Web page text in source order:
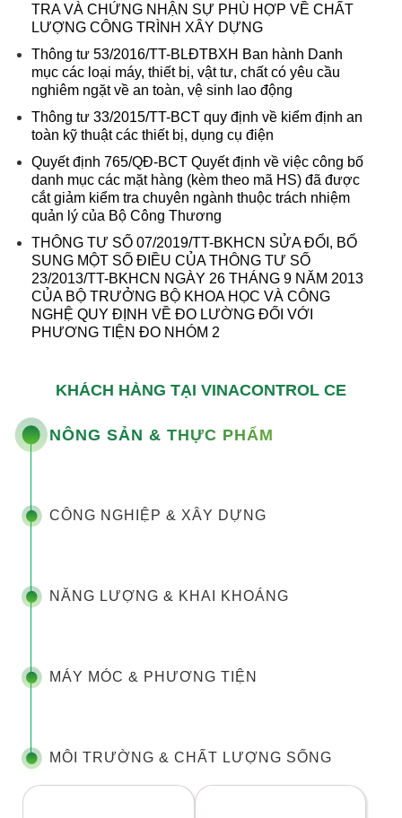
TRA VÀ CHỨNG NHẬN SỰ PHÙ HỢP VỀ CHẤT
LƯỢNG CÔNG TRÌNH XÂY DỰNG
Thông tư 53/2016/TT-BLĐTBXH Ban hành Danh
mục các loại máy, thiết bị, vật tư, chất có yêu cầu
nghiêm ngặt về an toàn, vệ sinh lao động
Thông tư 33/2015/TT-BCT quy định về kiểm định an
toàn kỹ thuật các thiết bị, dụng cụ điện
Quyết định 765/QĐ-BCT Quyết định về việc công bố
danh mục các mặt hàng (kèm theo mã HS) đã được
cắt giảm kiểm tra chuyên ngành thuộc trách nhiệm
quản lý của Bộ Công Thương
THÔNG TƯ SỐ 07/2019/TT-BKHCN SỬA ĐỔI, BỔ
SUNG MỘT SỐ ĐIỀU CỦA THÔNG TƯ SỐ
23/2013/TT-BKHCN NGÀY 26 THÁNG 9 NĂM 2013
CỦA BỘ TRƯỞNG BỘ KHOA HỌC VÀ CÔNG
NGHỆ QUY ĐỊNH VỀ ĐO LƯỜNG ĐỐI VỚI
PHƯƠNG TIỆN ĐO NHÓM 2
KHÁCH HÀNG TẠI VINACONTROL CE
NÔNG SẢN & THỰC PHẨM
CÔNG NGHIỆP & XÂY DỰNG
NĂNG LƯỢNG & KHAI KHOÁNG
MÁY MÓC & PHƯƠNG TIỆN
MÔI TRƯỜNG & CHẤT LƯỢNG SỐNG